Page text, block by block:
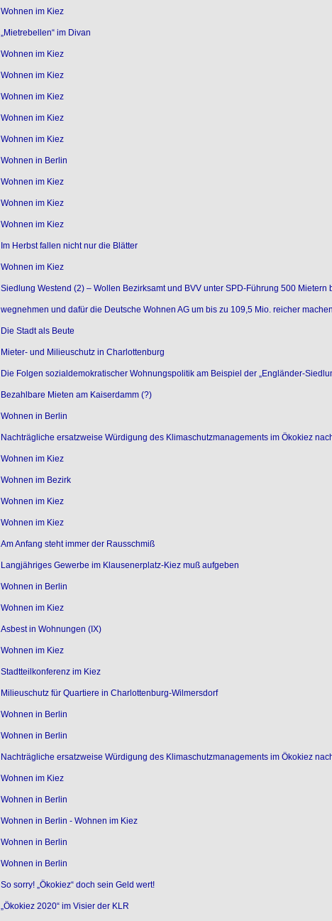
Wohnen im Kiez
„Mietrebellen“ im Divan
Wohnen im Kiez
Wohnen im Kiez
Wohnen im Kiez
Wohnen im Kiez
Wohnen im Kiez
Wohnen in Berlin
Wohnen im Kiez
Wohnen im Kiez
Wohnen im Kiez
Im Herbst fallen nicht nur die Blätter
Wohnen im Kiez
Siedlung Westend (2) – Wollen Bezirksamt und BVV unter SPD-Führung 500 Mietern
wegnehmen und dafür die Deutsche Wohnen AG um bis zu 109,5 Mio. reicher
Die Stadt als Beute
Mieter- und Milieuschutz in Charlottenburg
Die Folgen sozialdemokratischer Wohnungspolitik am Beispiel der „Engländer-
Bezahlbare Mieten am Kaiserdamm (?)
Wohnen in Berlin
Nachträgliche ersatzweise Würdigung des Klimaschutzmanagements im Ökokiez
Wohnen im Kiez
Wohnen im Bezirk
Wohnen im Kiez
Wohnen im Kiez
Am Anfang steht immer der Rausschmiß
Langjähriges Gewerbe im Klausenerplatz-Kiez muß aufgeben
Wohnen in Berlin
Wohnen im Kiez
Asbest in Wohnungen (IX)
Wohnen im Kiez
Stadtteilkonferenz im Kiez
Milieuschutz für Quartiere in Charlottenburg-Wilmersdorf
Wohnen in Berlin
Wohnen in Berlin
Nachträgliche ersatzweise Würdigung des Klimaschutzmanagements im Ökokiez
Wohnen im Kiez
Wohnen in Berlin
Wohnen in Berlin - Wohnen im Kiez
Wohnen in Berlin
Wohnen in Berlin
So sorry! „Ökokiez“ doch sein Geld wert!
„Ökokiez 2020“ im Visier der KLR